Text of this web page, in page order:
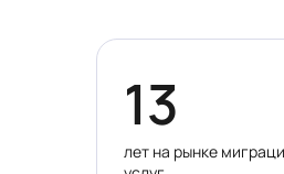
13
лет на рынке